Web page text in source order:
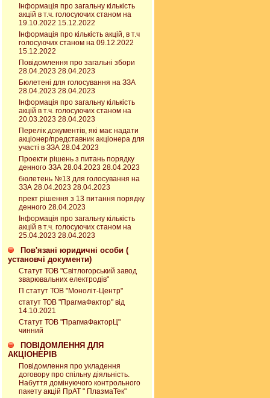
Інформація про загальну кількість
акцій в т.ч. голосуючих станом на
19.10.2022 15.12.2022
Інформація про кількість акцій, в т.ч
голосуючих станом на 09.12.2022
15.12.2022
Повідомлення про загальні збори
28.04.2023 28.04.2023
Бюлетені для голосування на ЗЗА
28.04.2023 28.04.2023
Інформація про загальну кількість
акцій в т.ч. голосуючих станом на
20.03.2023 28.04.2023
Перелік документів, які має надати
акціонер/представник акціонера для
участі в ЗЗА 28.04.2023
Проекти рішень з питань порядку
денного ЗЗА 28.04.2023 28.04.2023
бюлетень №13 для голосування на
ЗЗА 28.04.2023 28.04.2023
прект рішення з 13 питання порядку
денного 28.04.2023
Інформація про загальну кількість
акцій в т.ч. голосуючих станом на
25.04.2023 28.04.2023
Пов'язані юридичні особи (
установчі документи)
Статут ТОВ "Світлогорський завод
зварювальних електродів"
П статут ТОВ "Моноліт-Центр"
статут ТОВ "ПрагмаФактор" від
14.10.2021
Статут ТОВ "ПрагмаФакторЦ"
чинний
ПОВІДОМЛЕННЯ ДЛЯ
АКЦІОНЕРІВ
Повідомлення про укладення
договору про спільну діяльність.
Набуття домінуючого контрольного
пакету акцій ПрАТ " ПлазмаТек"